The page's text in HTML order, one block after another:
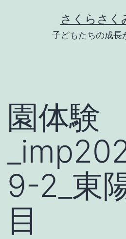
さくらさく
子どもたちの成長
園体験
9-2_東
目